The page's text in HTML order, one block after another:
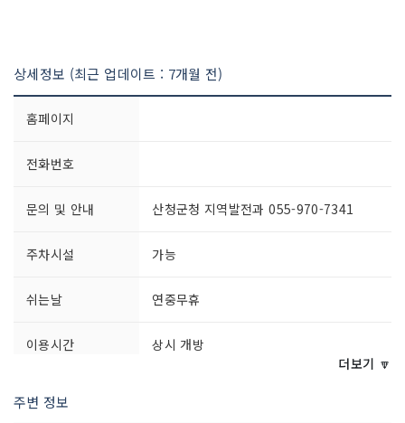
상세정보 (최근 업데이트 : 7개월 전)
홈페이지
전화번호
문의 및 안내 산청군청 지역발전과 055-970-7341
주차시설 가능
쉬는날 연중무휴
이용시간
상시 개방
더보기 🔽
주변 정보